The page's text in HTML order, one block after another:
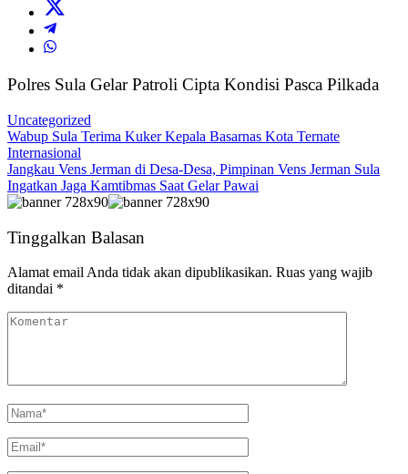
Polres Sula Gelar Patroli Cipta Kondisi Pasca Pilkada
Uncategorized
Wabup Sula Terima Kuker Kepala Basarnas Kota Ternate
Internasional
Jangkau Vens Jerman di Desa-Desa, Pimpinan Vens Jerman Sula
Ingatkan Jaga Kamtibmas Saat Gelar Pawai
Tinggalkan Balasan
Alamat email Anda tidak akan dipublikasikan. Ruas yang wajib
ditandai *